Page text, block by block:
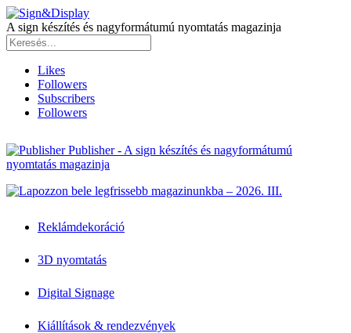
A sign készítés és nagyformátumú nyomtatás magazinja
Likes
Followers
Subscribers
Followers
Publisher - A sign készítés és nagyformátumú
nyomtatás magazinja
Reklámdekoráció
3D nyomtatás
Digital Signage
Kiállítások & rendezvények